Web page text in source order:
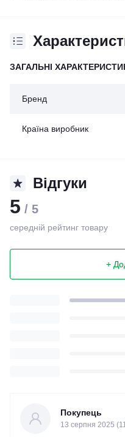
ЗАГАЛЬНІ
Бренд
Країна виробник
Відгуки
5 / 5
середній рейтинг товару
+
Покупець
13 серпня 2025